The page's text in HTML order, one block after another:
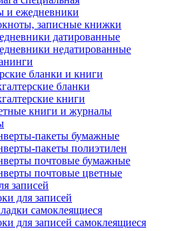
и ежедневники
записные книжки
датированные
недатированные
бланки и книги
бланки
книги
книги и журналы
пакеты бумажные
пакеты полиэтилен
почтовые бумажные
почтовые цветные
записей
для записей
самоклеящиеся
для записей самоклеящиеся